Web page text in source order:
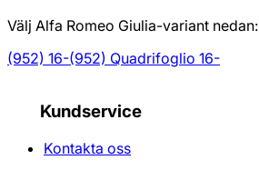
Välj Alfa Romeo Giulia-variant nedan:
(952) 16-(952) Quadrifoglio 16-
Kundservice
Kontakta oss